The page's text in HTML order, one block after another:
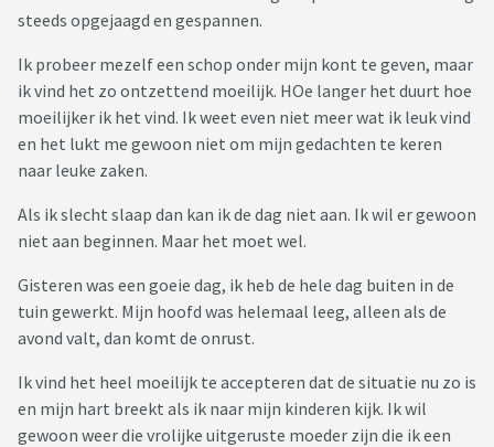
steeds opgejaagd en gespannen.
Ik probeer mezelf een schop onder mijn kont te geven, maar
ik vind het zo ontzettend moeilijk. HOe langer het duurt hoe
moeilijker ik het vind. Ik weet even niet meer wat ik leuk vind
en het lukt me gewoon niet om mijn gedachten te keren
naar leuke zaken.
Als ik slecht slaap dan kan ik de dag niet aan. Ik wil er gewoon
niet aan beginnen. Maar het moet wel.
Gisteren was een goeie dag, ik heb de hele dag buiten in de
tuin gewerkt. Mijn hoofd was helemaal leeg, alleen als de
avond valt, dan komt de onrust.
Ik vind het heel moeilijk te accepteren dat de situatie nu zo is
en mijn hart breekt als ik naar mijn kinderen kijk. Ik wil
gewoon weer die vrolijke uitgeruste moeder zijn die ik een